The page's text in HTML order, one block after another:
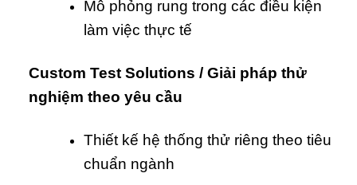
Mô phỏng rung trong các điều kiện
làm việc thực tế
Custom Test Solutions / Giải pháp thử
nghiệm theo yêu cầu
Thiết kế hệ thống thử riêng theo tiêu
chuẩn ngành